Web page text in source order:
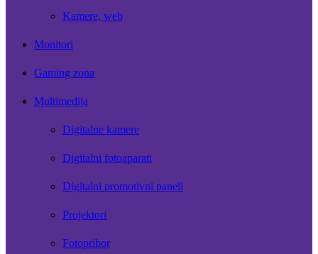
Kamere, web
Monitori
Gaming zona
Multimedija
Digitalne kamere
Digitalni fotoaparati
Digitalni promotivni paneli
Projektori
Fotopribor